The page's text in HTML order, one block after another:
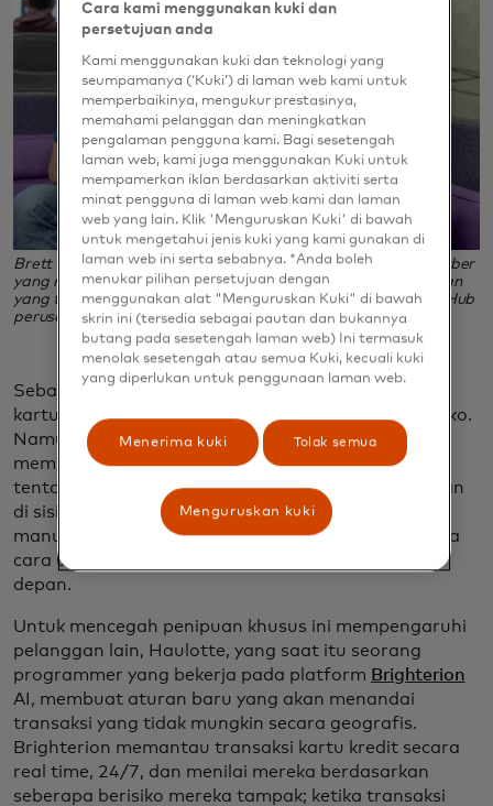
Brett Thomson, kiri, dan Vince Haulotte adalah dua pakar cyber
yang membantu pelanggan Mastercard menangkis serangan
yang terus berkembang di seluruh dunia dari St. Louis Tech Hub
perusahaan. (Kredit foto: Mira Belgrave)
Sebagai contoh, sistem AI memantau penggunaan
kartu kredit wisatawan selama liburannya di Meksiko.
Namun, AI membutuhkan manusia untuk
memberitahunya bahwa ada sesuatu yang lucu
tentang dua transaksi yang terjadi secara berurutan
di sisi yang berlawanan, dan AI juga membutuhkan
manusia untuk menunjukkan kepadanya bagaimana
cara untuk mewaspadai kejadian serupa di masa
depan.
Untuk mencegah penipuan khusus ini mempengaruhi
pelanggan lain, Haulotte, yang saat itu seorang
programmer yang bekerja pada platform Brighterion
AI, membuat aturan baru yang akan menandai
transaksi yang tidak mungkin secara geografis.
Brighterion memantau transaksi kartu kredit secara
real time, 24/7, dan menilai mereka berdasarkan
seberapa berisiko mereka tampak; ketika transaksi
Cara kami menggunakan kuki dan
persetujuan anda
Kami menggunakan kuki dan teknologi yang
seumpamanya (‘Kuki’) di laman web kami untuk
memperbaikinya, mengukur prestasinya,
memahami pelanggan dan meningkatkan
pengalaman pengguna kami. Bagi sesetengah
laman web, kami juga menggunakan Kuki untuk
mempamerkan iklan berdasarkan aktiviti serta
minat pengguna di laman web kami dan laman
web yang lain. Klik 'Menguruskan Kuki' di bawah
untuk mengetahui jenis kuki yang kami gunakan di
laman web ini serta sebabnya. *Anda boleh
menukar pilihan persetujuan dengan
menggunakan alat "Menguruskan Kuki" di bawah
skrin ini (tersedia sebagai pautan dan bukannya
butang pada sesetengah laman web) Ini termasuk
menolak sesetengah atau semua Kuki, kecuali kuki
yang diperlukan untuk penggunaan laman web.
Menerima kuki Tolak semua
Menguruskan kuki